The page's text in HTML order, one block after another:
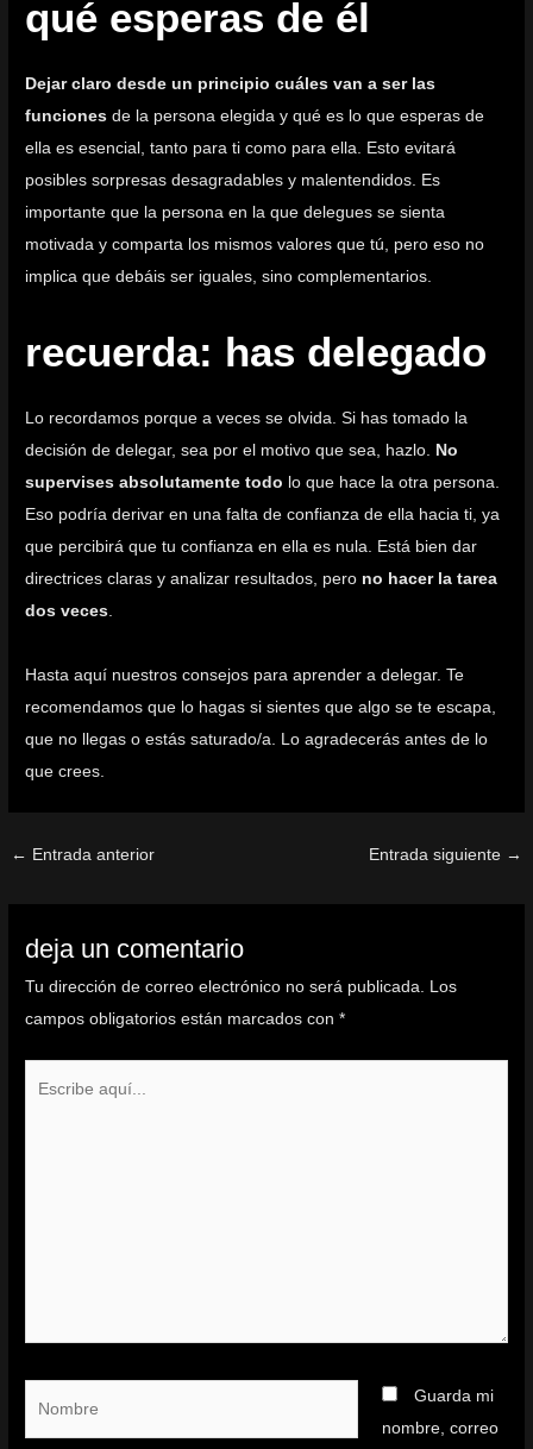
qué esperas de él
Dejar claro desde un principio cuáles van a ser las
funciones de la persona elegida y qué es lo que esperas de
ella es esencial, tanto para ti como para ella. Esto evitará
posibles sorpresas desagradables y malentendidos. Es
importante que la persona en la que delegues se sienta
motivada y comparta los mismos valores que tú, pero eso no
implica que debáis ser iguales, sino complementarios.
recuerda: has delegado
Lo recordamos porque a veces se olvida. Si has tomado la
decisión de delegar, sea por el motivo que sea, hazlo. No
supervises absolutamente todo lo que hace la otra persona.
Eso podría derivar en una falta de confianza de ella hacia ti, ya
que percibirá que tu confianza en ella es nula. Está bien dar
directrices claras y analizar resultados, pero no hacer la tarea
dos veces.
Hasta aquí nuestros consejos para aprender a delegar. Te
recomendamos que lo hagas si sientes que algo se te escapa,
que no llegas o estás saturado/a. Lo agradecerás antes de lo
que crees.
← Entrada anterior Entrada siguiente →
deja un comentario
Tu dirección de correo electrónico no será publicada. Los
campos obligatorios están marcados con*
Guarda mi
nombre, correo